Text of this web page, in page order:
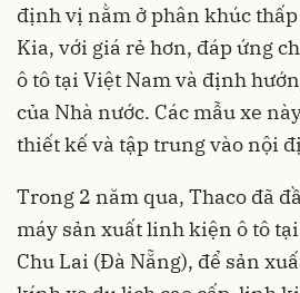
định vị nằm ở phân khúc
Kia, với giá rẻ hơn, đáp ứng
ô tô tại Việt Nam và định
của Nhà nước. Các mẫu xe
thiết kế và tập trung vào nội
Trong 2 năm qua, Thaco đã
máy sản xuất linh kiện ô tô
Chu Lai (Đà Nẵng), để sản